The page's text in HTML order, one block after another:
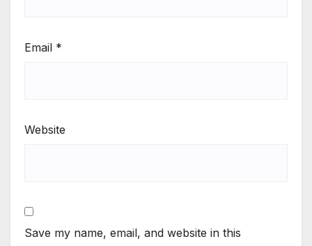
Email *
Website
Save my name, email, and website in this